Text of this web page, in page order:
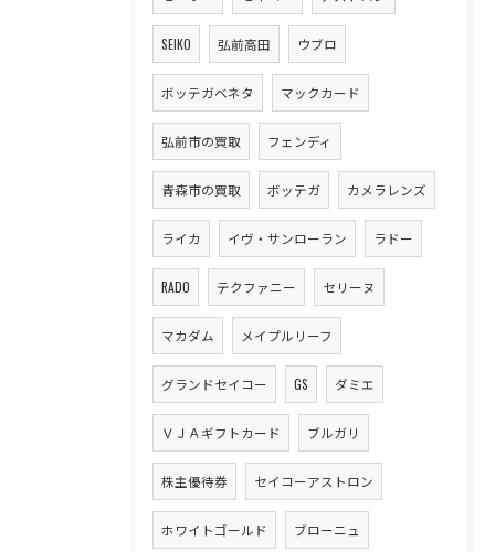
SEIKO 弘前高田 ウブロ
ボッテガベネタ マックカード
弘前市の買取 フェンディ
青森市の買取 ボッテガ カメラレンズ
ライカ イヴ・サンローラン ラドー
RADO テクファニー セリーヌ
マカダム メイプルリーフ
グランドセイコー GS ダミエ
ＶＪＡギフトカード ブルガリ
株主優待券 セイコーアストロン
ホワイトゴールド ブローニュ